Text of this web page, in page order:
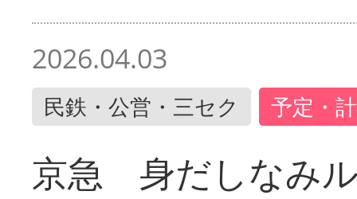
2026.04.03
民鉄・公営・三セク 予定・
京急 身だしなみ